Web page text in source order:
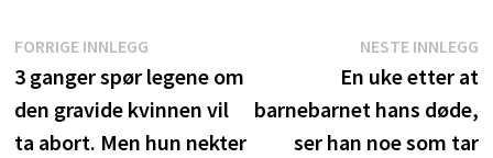
Innleggsnavigasjon
FORRIGE INNLEGGForrige
innlegg:
3 ganger spør legene om
den gravide kvinnen vil
ta abort. Men hun nekter
NESTE INNLEGG
En uke etter at
barnebarnet hans døde,
ser han noe som tar